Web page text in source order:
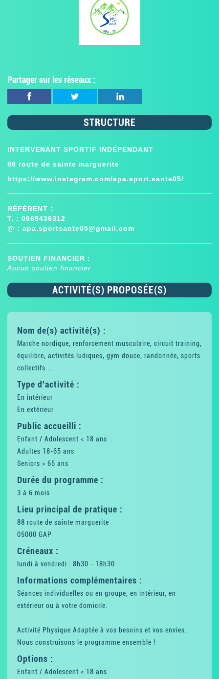
Partager sur les réseaux :
STRUCTURE
INTERVENANT SPORTIF INDÉPENDANT
88 route de sainte marguerite
https://www.instagram.com/apa.sport.sante05/
RÉFÉRENT :
T. : 0669436312
@ : apa.sportsante05@gmail.com
SOUTIEN FINANCIER :
Aucun soutien financier
ACTIVITÉ(S) PROPOSÉE(S)
Nom de(s) activité(s) :
Marche nordique, renforcement musculaire, circuit training,
équilibre, activités ludiques, gym douce, randonnée, sports
collectifs ...
Type d'activité :
En intérieur
En extérieur
Public accueilli :
Enfant / Adolescent < 18 ans
Adultes 18-65 ans
Seniors > 65 ans
Durée du programme :
3 à 6 mois
Lieu principal de pratique :
88 route de sainte marguerite
05000 GAP
Créneaux :
lundi à vendredi : 8h30 - 18h30
Informations complémentaires :
Séances individuelles ou en groupe, en intérieur, en
extérieur ou à votre domicile.
Activité Physique Adaptée à vos besoins et vos envies.
Nous construisons le programme ensemble !
Options :
Enfant / Adolescent < 18 ans